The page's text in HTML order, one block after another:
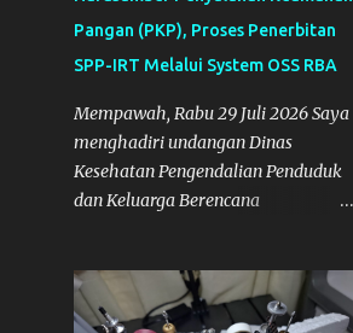
Maret
2022
23
Desember
2
September
Agustus
April
5
Maret
7
Pangan (PKP), Proses Penerbitan
SPP-IRT Melalui System OSS RBA
Mempawah, Rabu 29 Juli 2026 Saya
menghadiri undangan Dinas
Kesehatan Pengendalian Penduduk
dan Keluarga Berencana
Narasumber Penyelenggaraan
Penyuluhan Keamanan Pangan di